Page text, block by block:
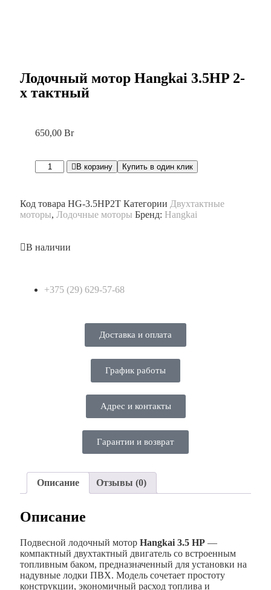
Лодочный мотор Hangkai 3.5HP 2-
х тактный
650,00 Br
В корзину Купить в один клик
Код товара HG-3.5HP2T Категории Двухтактные
моторы, Лодочные моторы Бренд: Hangkai
В наличии
+375 (29) 629-57-68
Доставка и оплата
График работы
Адрес и контакты
Гарантии и возврат
Описание Отзывы (0)
Описание
Подвесной лодочный мотор Hangkai 3.5 HP —
компактный двухтактный двигатель со встроенным
топливным баком, предназначенный для установки на
надувные лодки ПВХ. Модель сочетает простоту
конструкции, экономичный расход топлива и